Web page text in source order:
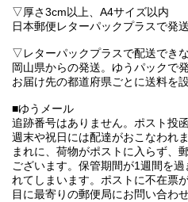
▽厚さ3cm以上、A4サイズ以内
日本郵便レターパックプラスで発
▽レターパックプラスで配送でき
岡山県からの発送。ゆうパックで
お届け先の都道府県ごとに送料を
■ゆうメール
追跡番号はありません。ポスト投
週末や祝日には配達がおこなわれま
まれに、荷物がポストに入らず、
ございます。保管期間が1週間を
れてしまいます。ポストに不在票
目に最寄りの郵便局にお問い合わ